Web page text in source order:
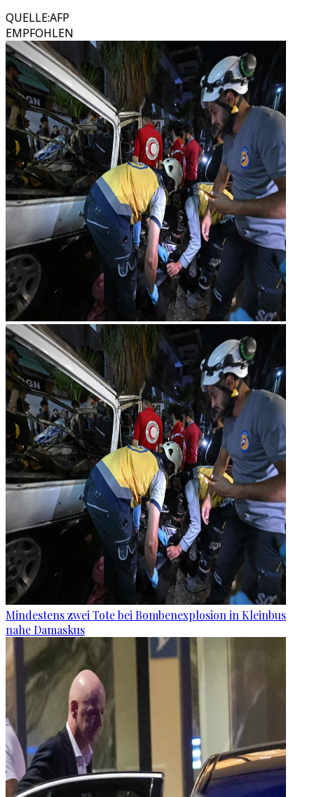
QUELLE:AFP
EMPFOHLEN
Mindestens zwei Tote bei Bombenexplosion in Kleinbus
nahe Damaskus